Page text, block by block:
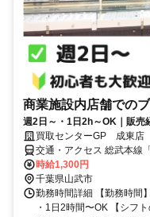
商業施設内店舗での
週2日～・1日2h～OK｜販売
買取センターGP 成東店
交通・アクセス 総武本線
時給1,300円
千葉県山武市
勤務時間詳細 【勤務時間
・1日2時間〜OK 【シフ